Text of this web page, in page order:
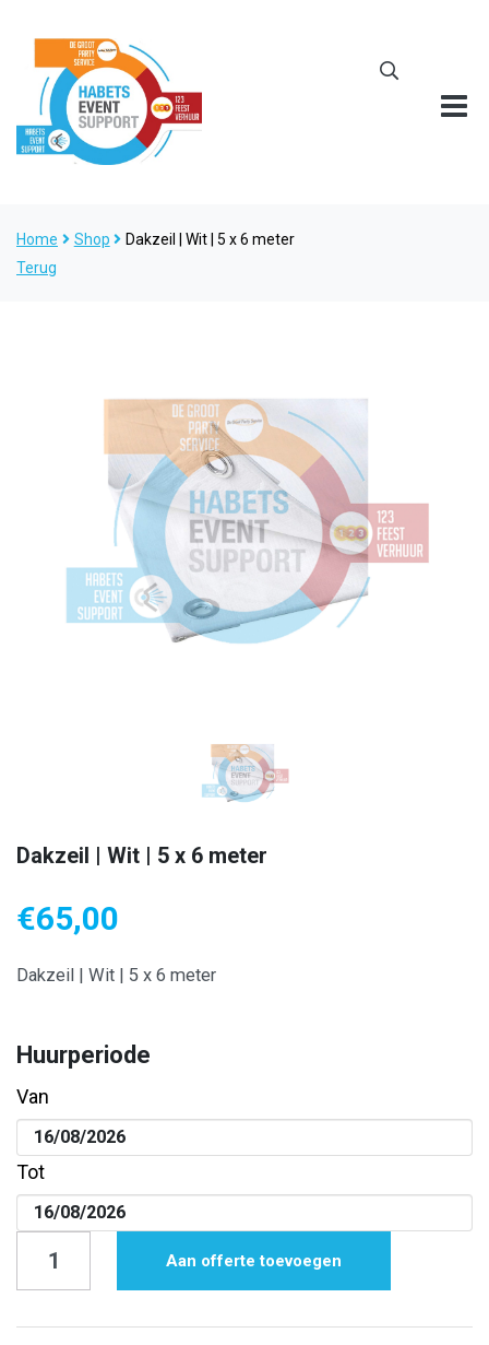
Home Shop
Dakzeil | Wit | 5 x 6 meter
Terug
Dakzeil | Wit | 5 x 6 meter
€65,00
Dakzeil | Wit | 5 x 6 meter
Huurperiode
Van
Tot
Aan offerte toevoegen